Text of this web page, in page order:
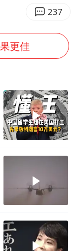
国足U17与阿森纳决赛取消 并列冠军
抹成黑猫
构建更高水平的全民健身公共服务体系
离队
总书记点赞的非遗苗绣焕发新生机
237
更佳